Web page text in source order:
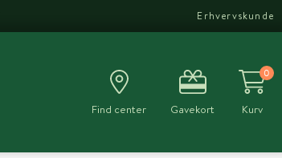
Erhvervskunde
Find center Gavekort
0
Kurv